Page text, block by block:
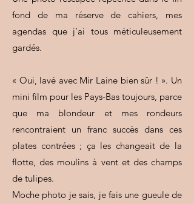
fond de ma réserve de cahiers, mes
agendas que j’ai tous méticuleusement
gardés.
« Oui, lavé avec Mir Laine bien sûr ! ». Un
mini film pour les Pays-Bas toujours, parce
que ma blondeur et mes rondeurs
rencontraient un franc succès dans ces
plates contrées ; ça les changeait de la
flotte, des moulins à vent et des champs
de tulipes.
Moche photo je sais, je fais une gueule de